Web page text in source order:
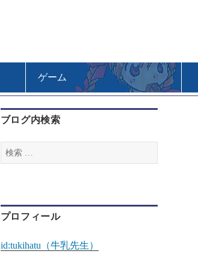
ゲーム
ブログ内検索
検
索
プロフィール
id:tukihatu（牛乳先生）